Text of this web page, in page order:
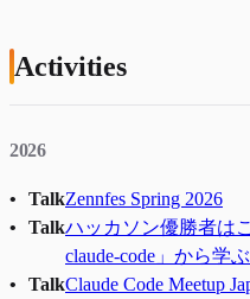
Activities
2026
TalkZennfes Spring 2026
Talkハッカソン優勝者は
claude-code」から学
TalkClaude Code Meetup